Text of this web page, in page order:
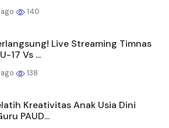
140
Live Streaming Timnas
17 Vs ...
138
Kreativitas Anak Usia Dini
PAUD...